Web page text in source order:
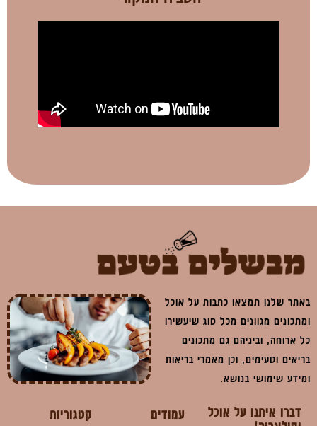
באתר שלנו תמצאו כתבות על אוכל
ומתכונים מגוונים מכל סוג שיעשירו
כל ארוחה, וביניהם גם מתכונים
בריאים וטעימים, וכן מאמרי בריאות
ומידע שימושי בנושא.
דברו איתנו על אוכל
עמודים קטגוריות